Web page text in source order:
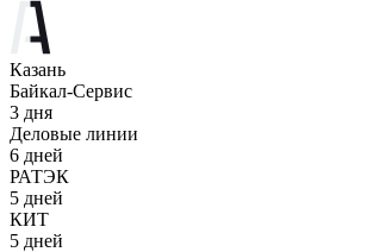
Казань
Байкал-Сервис
3 дня
Деловые линии
6 дней
РАТЭК
5 дней
КИТ
5 дней